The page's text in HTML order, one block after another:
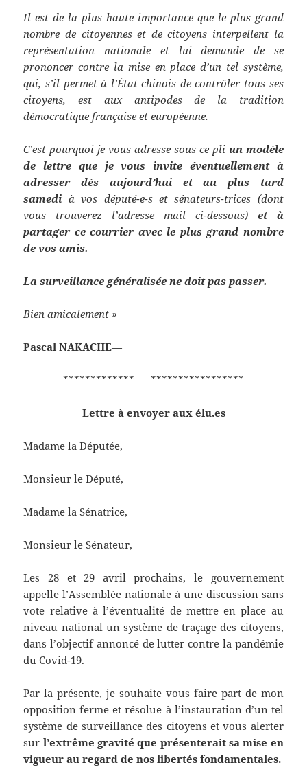
Il est de la plus haute importance que le plus grand
nombre de citoyennes et de citoyens interpellent la
représentation nationale et lui demande de se
prononcer contre la mise en place d’un tel système,
qui, s’il permet à l’État chinois de contrôler tous ses
citoyens, est aux antipodes de la tradition
démocratique française et européenne.
C’est pourquoi je vous adresse sous ce pli un modèle
de lettre que je vous invite éventuellement à
adresser dès aujourd’hui et au plus tard
samedi à vos député-e-s et sénateurs-trices (dont
vous trouverez l’adresse mail ci-dessous) et à
partager ce courrier avec le plus grand nombre
de vos amis.
La surveillance généralisée ne doit pas passer.
Bien amicalement »
Pascal NAKACHE—
************* *****************
Lettre à envoyer aux élu.es
Madame la Députée,
Monsieur le Député,
Madame la Sénatrice,
Monsieur le Sénateur,
Les 28 et 29 avril prochains, le gouvernement
appelle l’Assemblée nationale à une discussion sans
vote relative à l’éventualité de mettre en place au
niveau national un système de traçage des citoyens,
dans l’objectif annoncé de lutter contre la pandémie
du Covid-19.
Par la présente, je souhaite vous faire part de mon
opposition ferme et résolue à l’instauration d’un tel
système de surveillance des citoyens et vous alerter
sur l’extrême gravité que présenterait sa mise en
vigueur au regard de nos libertés fondamentales.